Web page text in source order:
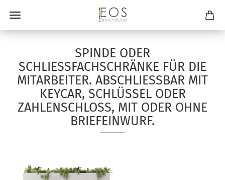
SPINDE ODER
SCHLIESSFACHSCHRÄNKE FÜR DIE M
ITARBEITER. ABSCHLIESSBAR MIT KE
YCAR, SCHLÜSSEL ODER ZA
HLENSCHLOSS, MIT ODER OHNE BR
IEFEINWURF.